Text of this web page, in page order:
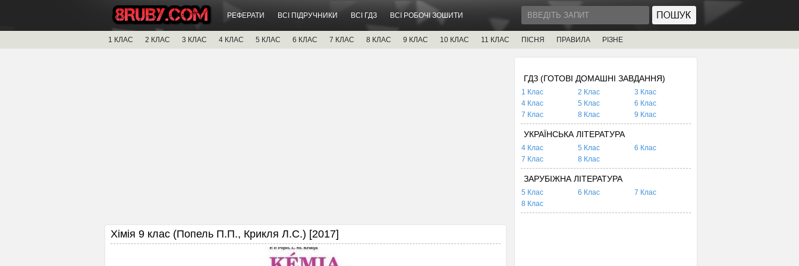
РЕФЕРАТИ ВСІ ПІДРУЧНИКИ ВСІ ГДЗ ВСІ РОБОЧІ ЗОШИТИ
1 КЛАС 2 КЛАС 3 КЛАС 4 КЛАС 5 КЛАС 6 КЛАС 7 КЛАС 8 КЛАС 9 КЛАС 10 КЛАС 11 КЛАС ПІСНЯ ПРАВИЛА РІЗНЕ
Хімія 9 клас (Попель П.П., Крикля Л.С.) [2017]
ГДЗ (ГОТОВІ ДОМАШНІ ЗАВДАННЯ)
1 Клас 2 Клас
3 Клас
4 Клас
5 Клас
6 Клас
7 Клас
8 Клас 9 Клас
УКРАЇНСЬКА ЛІТЕРАТУРА
4 Клас 5 Клас
6 Клас
7 Клас
8 Клас
ЗАРУБІЖНА ЛІТЕРАТУРА
5 Клас 6 Клас
7 Клас
8 Клас